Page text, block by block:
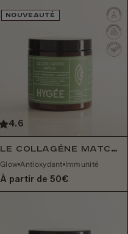
NOUVEAUTÉ
4.6
Le Collagène Matcha
Glow Antioxydant Immunité
À partir de 50€